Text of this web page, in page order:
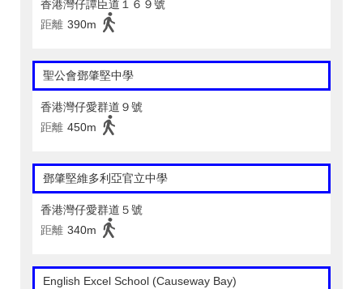
香港灣仔譚臣道１６９號
距離 390m
聖公會鄧肇堅中學
香港灣仔愛群道９號
距離 450m
鄧肇堅維多利亞官立中學
香港灣仔愛群道５號
距離 340m
English Excel School (Causeway Bay)